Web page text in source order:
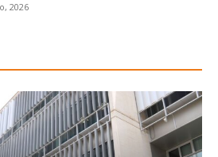
2026